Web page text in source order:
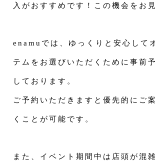
入がおすすめです！この機会をお
enamuでは、ゆっくりと安心して
テムをお選びいただくために事前
しております。
ご予約いただきますと優先的にご
くことが可能です。
また、イベント期間中は店頭が混